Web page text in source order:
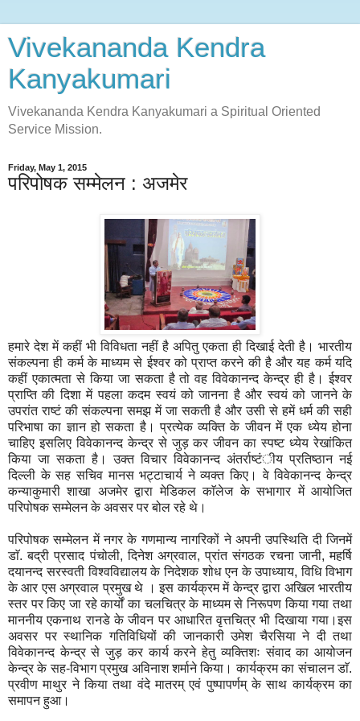
Vivekananda Kendra
Kanyakumari
Vivekananda Kendra Kanyakumari a Spiritual Oriented
Service Mission.
Friday, May 1, 2015
परिपोषक सम्मेलन : अजमेर
हमारे देश में कहीं भी विविधता नहीं है अपितु एकता ही दिखाई देती है। भारतीय
संकल्पना ही कर्म के माध्यम से ईश्वर को प्राप्त करने की है और यह कर्म यदि
कहीं एकात्मता से किया जा सकता है तो वह विवेकानन्द केन्द्र ही है। ईश्वर
प्राप्ति की दिशा में पहला कदम स्वयं को जानना है और स्वयं को जानने के
उपरांत राष्टं की संकल्पना समझ में जा सकती है और उसी से हमें धर्म की सही
परिभाषा का ज्ञान हो सकता है। प्रत्येक व्यक्ति के जीवन में एक ध्येय होना
चाहिए इसलिए विवेकानन्द केन्द्र से जुड़ कर जीवन का स्पष्ट ध्येय रेखांकित
किया जा सकता है। उक्त विचार विवेकानन्द अंतर्राष्टंीय प्रतिष्ठान नई
दिल्ली के सह सचिव मानस भट्टाचार्य ने व्यक्त किए। वे विवेकानन्द केन्द्र
कन्याकुमारी शाखा अजमेर द्वारा मेडिकल काॅलेज के सभागार में आयोजित
परिपोषक सम्मेलन के अवसर पर बोल रहे थे।
परिपोषक सम्मेलन में नगर के गणमान्य नागरिकों ने अपनी उपस्थिति दी जिनमें
डाॅ. बद्री प्रसाद पंचोली, दिनेश अग्रवाल, प्रांत संगठक रचना जानी, महर्षि
दयानन्द सरस्वती विश्वविद्यालय के निदेशक शोध एन के उपाध्याय, विधि विभाग
के आर एस अग्रवाल प्रमुख थे । इस कार्यक्रम में केन्द्र द्वारा अखिल भारतीय
स्तर पर किए जा रहे कार्यों का चलचित्र के माध्यम से निरूपण किया गया तथा
माननीय एकनाथ रानडे के जीवन पर आधारित वृत्तचित्र भी दिखाया गया।इस
अवसर पर स्थानिक गतिविधियों की जानकारी उमेश चैरसिया ने दी तथा
विवेकानन्द केन्द्र से जुड़ कर कार्य करने हेतु व्यक्तिशः संवाद का आयोजन
केन्द्र के सह-विभाग प्रमुख अविनाश शर्माने किया। कार्यक्रम का संचालन डाॅ.
प्रवीण माथुर ने किया तथा वंदे मातरम् एवं पुष्पापर्णम् के साथ कार्यक्रम का
समापन हुआ।